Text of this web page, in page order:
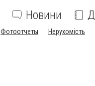
Новини
Фотоотчеты Нерухомість